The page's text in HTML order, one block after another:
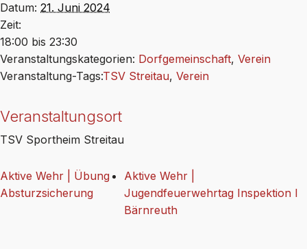
Datum: 21. Juni 2024
Zeit:
18:00 bis 23:30
Veranstaltungskategorien: Dorfgemeinschaft, Verein
Veranstaltung-Tags:TSV Streitau, Verein
Veranstaltungsort
TSV Sportheim Streitau
Aktive Wehr | Übung
Absturzsicherung
Aktive Wehr |
Jugendfeuerwehrtag Inspektion I
Bärnreuth